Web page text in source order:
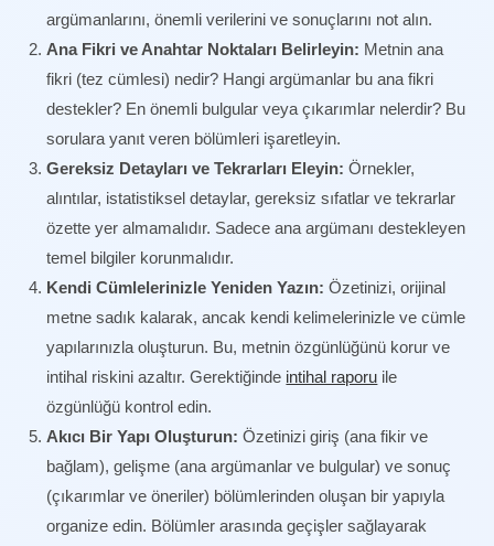
argümanlarını, önemli verilerini ve sonuçlarını not alın.
Ana Fikri ve Anahtar Noktaları Belirleyin: Metnin ana
fikri (tez cümlesi) nedir? Hangi argümanlar bu ana fikri
destekler? En önemli bulgular veya çıkarımlar nelerdir? Bu
sorulara yanıt veren bölümleri işaretleyin.
Gereksiz Detayları ve Tekrarları Eleyin: Örnekler,
alıntılar, istatistiksel detaylar, gereksiz sıfatlar ve tekrarlar
özette yer almamalıdır. Sadece ana argümanı destekleyen
temel bilgiler korunmalıdır.
Kendi Cümlelerinizle Yeniden Yazın: Özetinizi, orijinal
metne sadık kalarak, ancak kendi kelimelerinizle ve cümle
yapılarınızla oluşturun. Bu, metnin özgünlüğünü korur ve
intihal riskini azaltır. Gerektiğinde intihal raporu ile
özgünlüğü kontrol edin.
Akıcı Bir Yapı Oluşturun: Özetinizi giriş (ana fikir ve
bağlam), gelişme (ana argümanlar ve bulgular) ve sonuç
(çıkarımlar ve öneriler) bölümlerinden oluşan bir yapıyla
organize edin. Bölümler arasında geçişler sağlayarak